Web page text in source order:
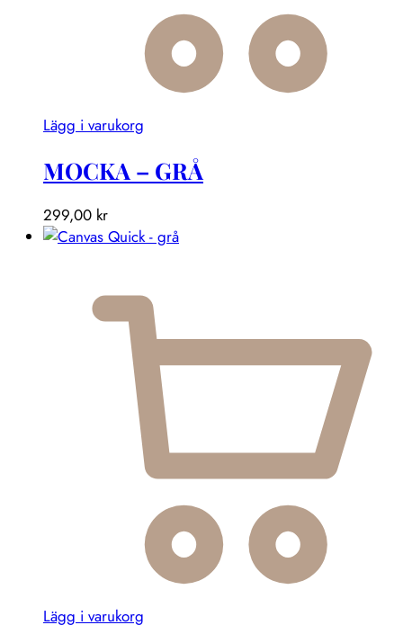
Lägg i varukorg
MOCKA – GRÅ
299,00 kr
Lägg i varukorg